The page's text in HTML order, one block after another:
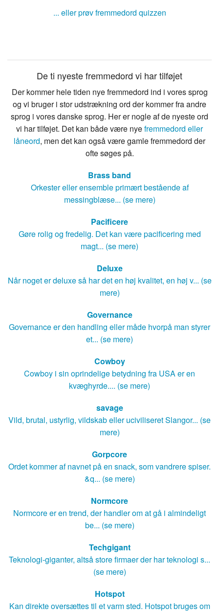
... eller prøv fremmedord quizzen
De ti nyeste fremmedord vi har tilføjet
Der kommer hele tiden nye fremmedord ind i vores sprog
og vi bruger i stor udstrækning ord der kommer fra andre
sprog i vores danske sprog. Her er nogle af de nyeste ord
vi har tilføjet. Det kan både være nyefremmedord eller
låneord, men det kan også være gamle fremmedord der
ofte søges på.
Brass band
Orkester eller ensemble primært bestående af
messingblæse... (se mere)
Pacificere
Gøre rolig og fredelig. Det kan være pacificering med
magt... (se mere)
Deluxe
Når noget er deluxe så har det en høj kvalitet, en høj v... (se
mere)
Governance
Governance er den handling eller måde hvorpå man styrer
et... (se mere)
Cowboy
Cowboy i sin oprindelige betydning fra USA er en
kvæghyrde.... (se mere)
savage
Vild, brutal, ustyrlig, vildskab eller uciviliseret Slangor... (se
mere)
Gorpcore
Ordet kommer af navnet på en snack, som vandrere spiser.
&q... (se mere)
Normcore
Normcore er en trend, der handler om at gå i almindeligt
be... (se mere)
Techgigant
Teknologi-giganter, altså store firmaer der har teknologi s...
(se mere)
Hotspot
Kan direkte oversættes til et varm sted. Hotspot bruges om